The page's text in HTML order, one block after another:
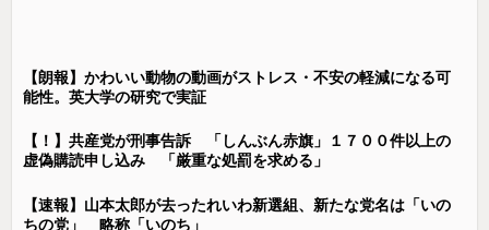
【朗報】かわいい動物の動画がストレス・不安の軽減になる可
能性。英大学の研究で実証
【！】共産党が刑事告訴 「しんぶん赤旗」１７００件以上の
虚偽購読申し込み 「厳重な処罰を求める」
【速報】山本太郎が去ったれいわ新選組、新たな党名は「いの
ちの党」 略称「いのち」